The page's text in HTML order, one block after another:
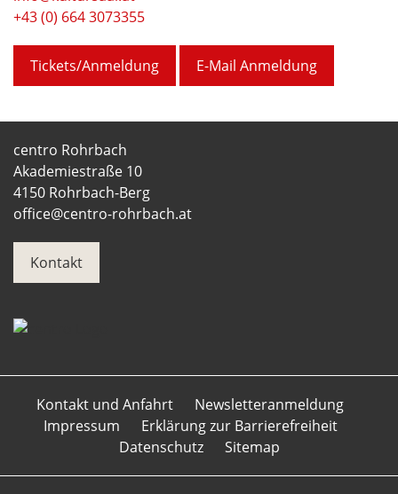
+43 (0) 664 3073355
Tickets/Anmeldung E-Mail Anmeldung
centro Rohrbach
Akademiestraße 10
4150 Rohrbach-Berg
office@centro-rohrbach.at
Kontakt
Kontakt und Anfahrt
Newsletteranmeldung
Impressum
Erklärung zur Barrierefreiheit
Datenschutz
Sitemap